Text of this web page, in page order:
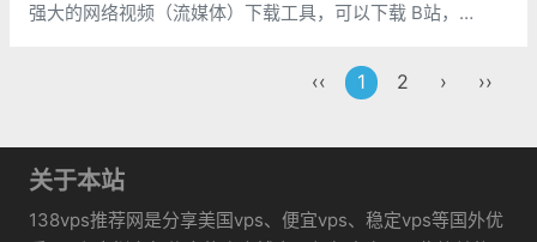
强大的网络视频（流媒体）下载工具，可以下载 B站，
哪些网站：https://github.com/yt-dlp/yt
‹‹ 1 2 › ››
关于本站
138vps推荐网是分享美国vps、便宜vps、稳定vps等国外优